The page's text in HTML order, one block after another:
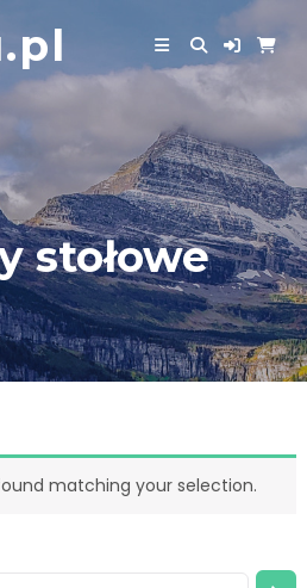
stołowe
matching your selection.